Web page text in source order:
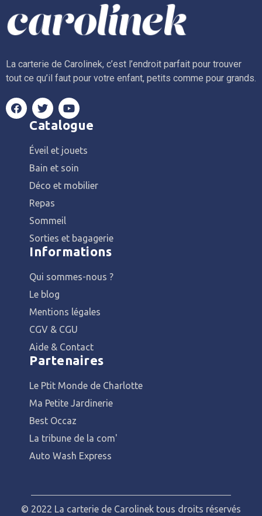
La carterie de Carolinek, c’est l’endroit parfait pour trouver
tout ce qu’il faut pour votre enfant, petits comme pour grands.
Catalogue
Éveil et jouets
Bain et soin
Déco et mobilier
Repas
Sommeil
Sorties et bagagerie
Informations
Qui sommes-nous ?
Le blog
Mentions légales
CGV & CGU
Aide & Contact
Partenaires
Le Ptit Monde de Charlotte
Ma Petite Jardinerie
Best Occaz
La tribune de la com'
Auto Wash Express
© 2022 La carterie de Carolinek tous droits réservés